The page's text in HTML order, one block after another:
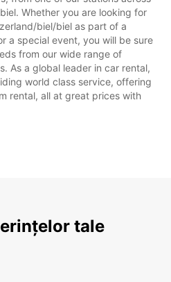
Whether you are looking for
biel/biel as part of a
a special event, you will be sure
from our wide range of
As a global leader in car rental,
world class service, offering
rental, all at great prices with
tale